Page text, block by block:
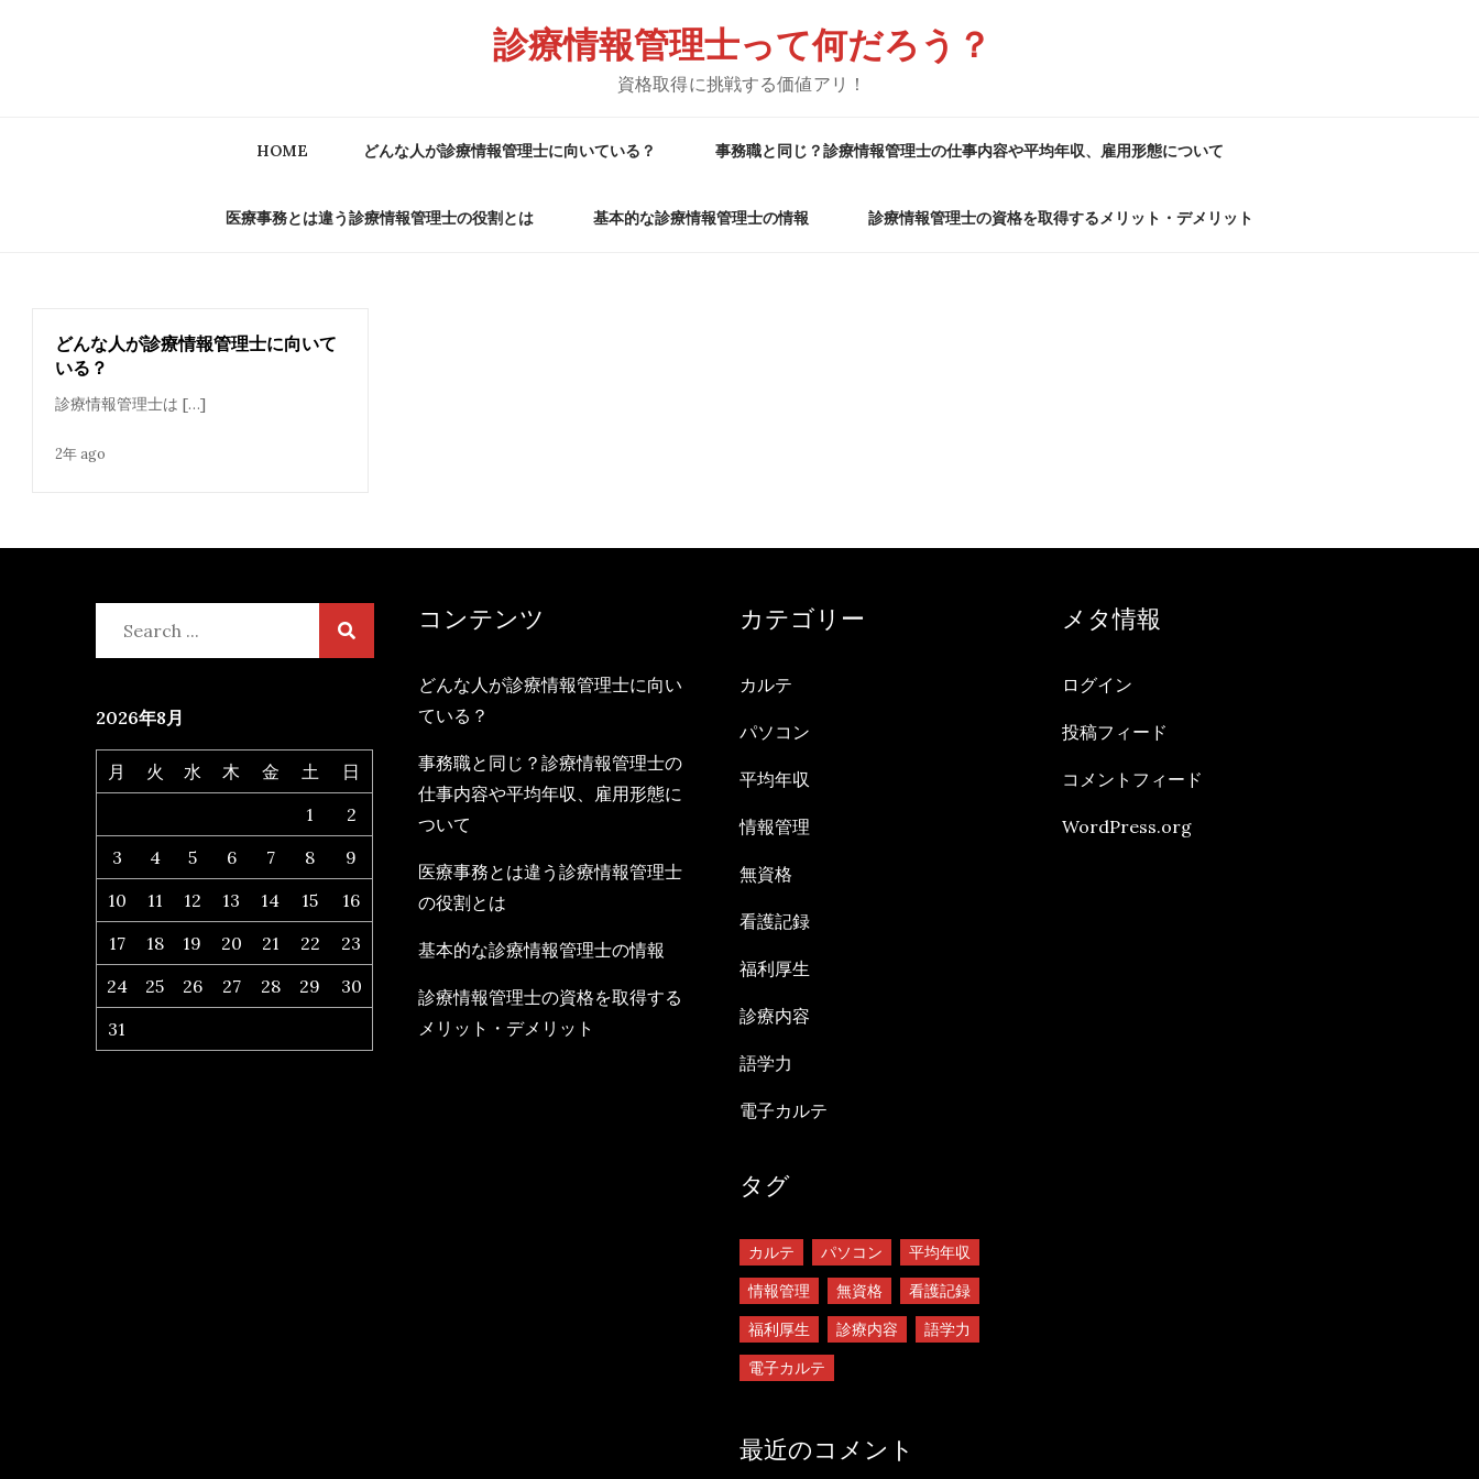
診療情報管理士って何だろう？
資格取得に挑戦する価値アリ！
HOME どんな人が診療情報管理士に向いている？ 事務職と同じ？診療情報管理士の仕事内容や平均年収、雇用形態について
医療事務とは違う診療情報管理士の役割とは 基本的な診療情報管理士の情報 診療情報管理士の資格を取得するメリット・デメリット
どんな人が診療情報管理士に向いて
いる？
診療情報管理士は […]
2年 ago
2026年8月
月 火 水 木 金 土
日
1
2
3
4 5 6 7 8
9
10
11 12 13 14 15
16
17
18 19 20 21 22
23
24
25 26 27 28 29
30
31
コンテンツ
どんな人が診療情報管理士に向い
ている？
事務職と同じ？診療情報管理士の
仕事内容や平均年収、雇用形態に
ついて
医療事務とは違う診療情報管理士
の役割とは
基本的な診療情報管理士の情報
診療情報管理士の資格を取得する
メリット・デメリット
カテゴリー
カルテ
パソコン
平均年収
情報管理
無資格
看護記録
福利厚生
診療内容
語学力
電子カルテ
タグ
カルテ パソコン
平均年収
情報管理
無資格
看護記録
福利厚生
診療内容
語学力
電子カルテ
最近のコメント
メタ情報
ログイン
投稿フィード
コメントフィード
WordPress.org